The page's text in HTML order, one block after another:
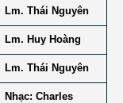
Lm. Thái Nguyên
Lm. Huy Hoàng
Lm. Thái Nguyên
Nhạc: Charles